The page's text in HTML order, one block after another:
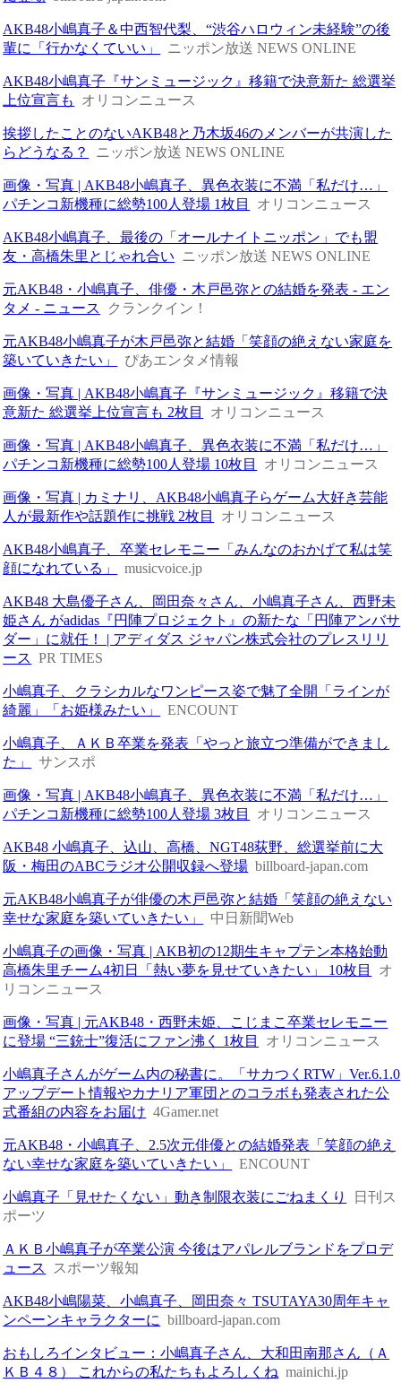
AKB48小嶋真子＆中西智代梨、“渋谷ハロウィン未経験”の後
輩に「行かなくていい」
ニッポン放送 NEWS ONLINE
AKB48小嶋真子『サンミュージック』移籍で決意新た 総選挙
上位宣言も
オリコンニュース
挨拶したことのないAKB48と乃木坂46のメンバーが共演した
らどうなる？
ニッポン放送 NEWS ONLINE
画像・写真 | AKB48小嶋真子、異色衣装に不満「私だけ…」
パチンコ新機種に総勢100人登場 1枚目
オリコンニュース
AKB48小嶋真子、最後の「オールナイトニッポン」でも盟
友・高橋朱里とじゃれ合い ニッポン放送 NEWS ONLINE
元AKB48・小嶋真子、俳優・木戸邑弥との結婚を発表 - エン
タメ - ニュース
クランクイン！
元AKB48小嶋真子が木戸邑弥と結婚「笑顔の絶えない家庭を
築いていきたい」
ぴあエンタメ情報
画像・写真 | AKB48小嶋真子『サンミュージック』移籍で決
意新た 総選挙上位宣言も 2枚目
オリコンニュース
画像・写真 | AKB48小嶋真子、異色衣装に不満「私だけ…」
パチンコ新機種に総勢100人登場 10枚目
オリコンニュース
画像・写真 | カミナリ、AKB48小嶋真子らゲーム大好き芸能
人が最新作や話題作に挑戦 2枚目
オリコンニュース
AKB48小嶋真子、卒業セレモニー「みんなのおかげて私は笑
顔になれている」
musicvoice.jp
AKB48 大島優子さん、岡田奈々さん、小嶋真子さん、西野未
姫さん がadidas『円陣プロジェクト』の新たな「円陣アンバサ
ダー」に就任！ | アディダス ジャパン株式会社のプレスリリ
ース PR TIMES
小嶋真子、クラシカルなワンピース姿で魅了全開「ラインが
綺麗」「お姫様みたい」
ENCOUNT
小嶋真子、ＡＫＢ卒業を発表「やっと旅立つ準備ができまし
た」
サンスポ
画像・写真 | AKB48小嶋真子、異色衣装に不満「私だけ…」
パチンコ新機種に総勢100人登場 3枚目
オリコンニュース
AKB48 小嶋真子、込山、高橋、NGT48荻野、総選挙前に大
阪・梅田のABCラジオ公開収録へ登場 billboard-japan.com
元AKB48小嶋真子が俳優の木戸邑弥と結婚「笑顔の絶えない
幸せな家庭を築いていきたい」
中日新聞Web
小嶋真子の画像・写真 | AKB初の12期生キャプテン本格始動
高橋朱里チーム4初日「熱い夢を見せていきたい」 10枚目
オ
リコンニュース
画像・写真 | 元AKB48・西野未姫、こじまこ卒業セレモニー
に登場 “三銃士”復活にファン沸く 1枚目
オリコンニュース
小嶋真子さんがゲーム内の秘書に。「サカつくRTW」Ver.6.1.0
アップデート情報やカナリア軍団とのコラボも発表された公
式番組の内容をお届け 4Gamer.net
元AKB48・小嶋真子、2.5次元俳優との結婚発表「笑顔の絶え
ない幸せな家庭を築いていきたい」
ENCOUNT
小嶋真子「見せたくない」動き制限衣装にごねまくり
日刊ス
ポーツ
ＡＫＢ小嶋真子が卒業公演 今後はアパレルブランドをプロデ
ュース
スポーツ報知
AKB48小嶋陽菜、小嶋真子、岡田奈々 TSUTAYA30周年キャ
ンペーンキャラクターに billboard-japan.com
おもしろインタビュー：小嶋真子さん、大和田南那さん（Ａ
ＫＢ４８） これからの私たちもよろしくね mainichi.jp